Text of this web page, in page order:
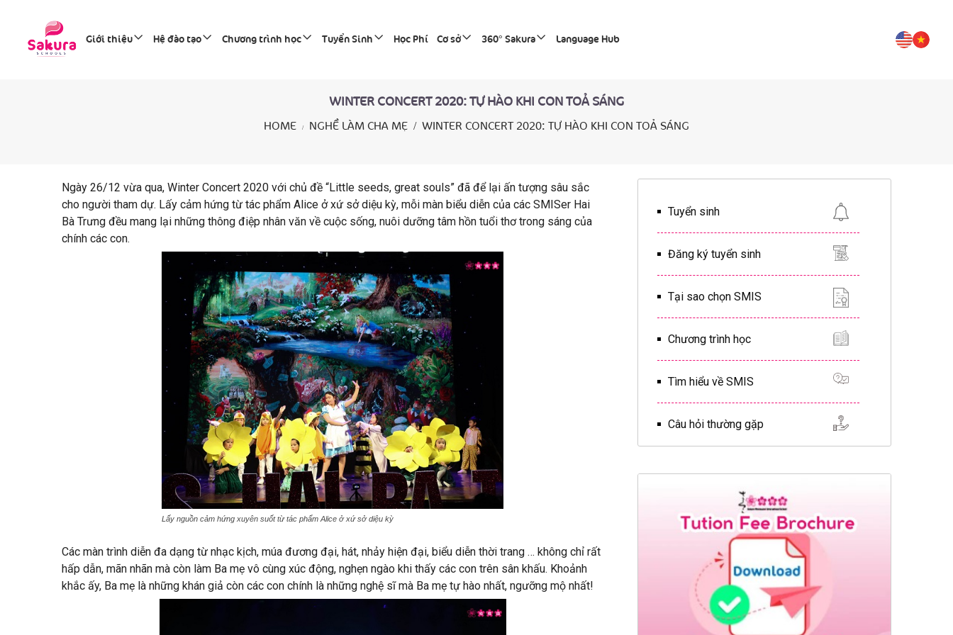
Giới thiệu Hệ đào tạo Chương trình học Tuyển Sinh Học Phí Cơ sở 360° Sakura Language Hub
WINTER CONCERT 2020: TỰ HÀO KHI CON TOẢ SÁNG
HOME NGHỀ LÀM CHA MẸ WINTER CONCERT 2020: TỰ HÀO KHI CON TOẢ SÁNG
Ngày 26/12 vừa qua, Winter Concert 2020 với chủ đề “Little seeds, great souls” đã để lại ấn tượng sâu sắc
cho người tham dự. Lấy cảm hứng từ tác phẩm Alice ở xứ sở diệu kỳ, mỗi màn biểu diễn của các SMISer Hai
Bà Trưng đều mang lại những thông điệp nhân văn về cuộc sống, nuôi dưỡng tâm hồn tuổi thơ trong sáng của
chính các con.
Lấy nguồn cảm hứng xuyên suốt từ tác phẩm Alice ở xứ sở diệu kỳ
Các màn trình diễn đa dạng từ nhạc kịch, múa đương đại, hát, nhảy hiện đại, biểu diễn thời trang … không chỉ rất
hấp dẫn, mãn nhãn mà còn làm Ba mẹ vô cùng xúc động, nghẹn ngào khi thấy các con trên sân khấu. Khoảnh
khắc ấy, Ba mẹ là những khán giả còn các con chính là những nghệ sĩ mà Ba mẹ tự hào nhất, ngưỡng mộ nhất!
Tuyển sinh
Đăng ký tuyển sinh
Tại sao chọn SMIS
Chương trình học
Tìm hiểu về SMIS
Câu hỏi thường gặp